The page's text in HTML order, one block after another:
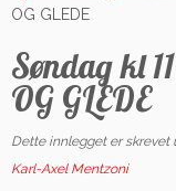
content
OG GLEDE
Søndag kl
OG GLEDE
Dette innlegget er skrevet
Karl-Axel Mentzoni